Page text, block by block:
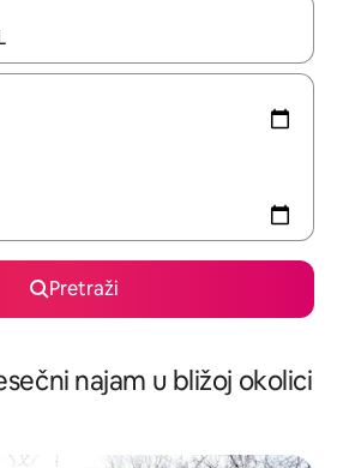
rezultati, moći ćete ih pregledati
Pretraži
najam u bližoj okolici